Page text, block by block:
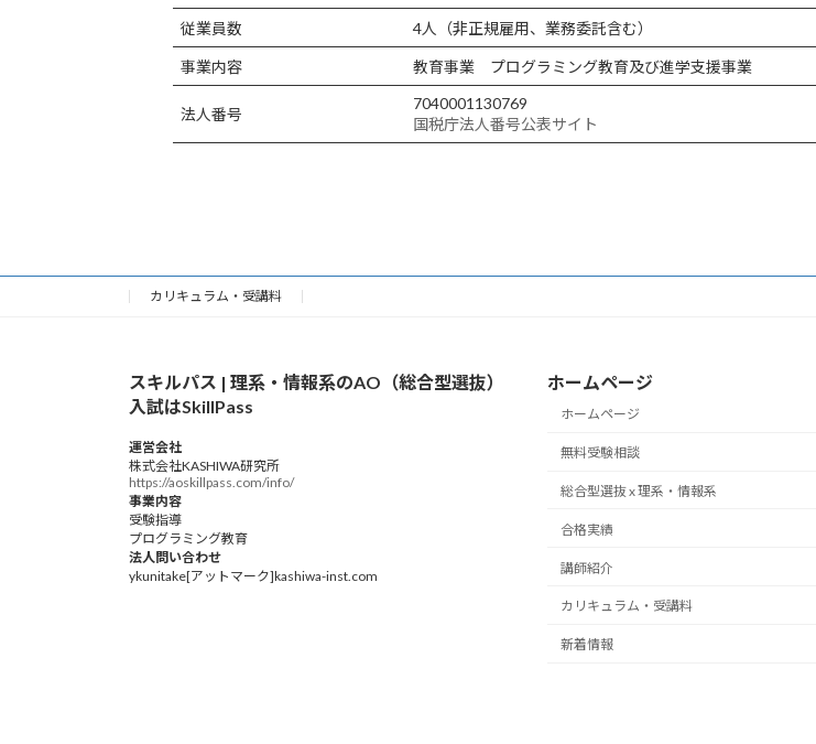
従業員数
4人（非正規雇用、業務委託含む）
事業内容 教育事業 プログラミング教育及び進学支援事業
法人番号
7040001130769
国税庁法人番号公表サイト
カリキュラム・受講料
スキルパス | 理系・情報系のAO（総合型選抜）
入試はSkillPass
運営会社
株式会社KASHIWA研究所
https://aoskillpass.com/info/
事業内容
受験指導
プログラミング教育
法人問い合わせ
ykunitake[アットマーク]kashiwa-inst.com
ホームページ
ホームページ
無料受験相談
総合型選抜 x 理系・情報系
合格実績
講師紹介
カリキュラム・受講料
新着情報